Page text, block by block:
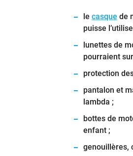
le casque de
puisse
lunettes de
pourraient
protection
pantalon et
lambda ;
bottes de
enfant ;
genouillères,